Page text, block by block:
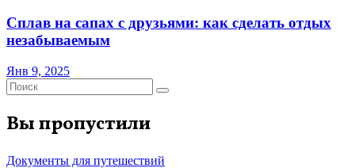
Сплав на сапах с друзьями: как сделать отдых
незабываемым
Янв 9, 2025
Вы пропустили
Документы для путешествий